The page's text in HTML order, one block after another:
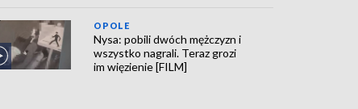
OPOLE
Nysa: pobili dwóch mężczyzn i
wszystko nagrali. Teraz grozi
im więzienie [FILM]